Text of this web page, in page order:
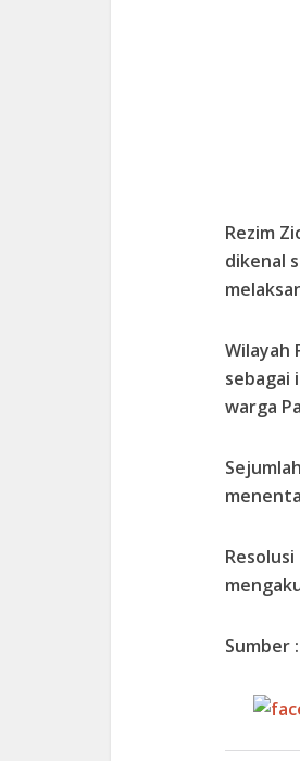
Rezim
dikenal
Wilayah
sebagai
warga
Sumber